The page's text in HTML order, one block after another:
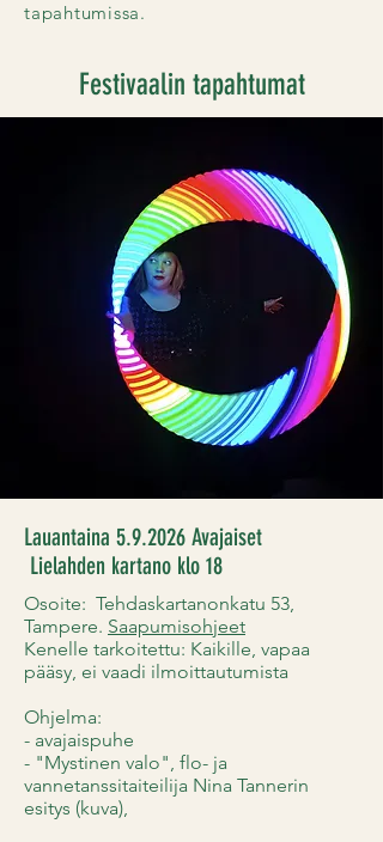
tapahtumissa.
Festivaalin tapahtumat
Lauantaina 5.9.2026 Avajaiset
Lielahden kartano klo 18
Osoite: Tehdaskartanonkatu 53,
Tampere. Saapumisohjeet
Kenelle tarkoitettu: Kaikille, vapaa
pääsy, ei vaadi ilmoittautumista
Ohjelma:
- avajaispuhe
- "Mystinen valo", flo- ja
vannetanssitaiteilija Nina Tannerin
esitys (kuva),